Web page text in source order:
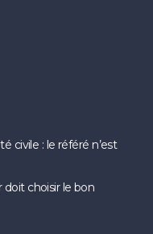
civile : le référé n’est
doit choisir le bon